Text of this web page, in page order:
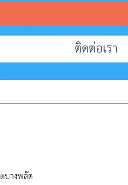
ติดต่อเรา
บางพลัด